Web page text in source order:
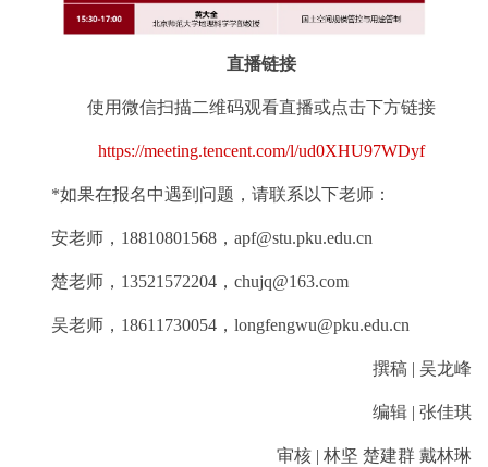
直播链接
使用微信扫描二维码观看直播或点击下方链接
https://meeting.tencent.com/l/ud0XHU97WDyf
*如果在报名中遇到问题，请联系以下老师：
安老师，18810801568，apf@stu.pku.edu.cn
楚老师，13521572204，chujq@163.com
吴老师，18611730054，longfengwu@pku.edu.cn
撰稿 | 吴龙峰
编辑 | 张佳琪
审核 | 林坚 楚建群 戴林琳